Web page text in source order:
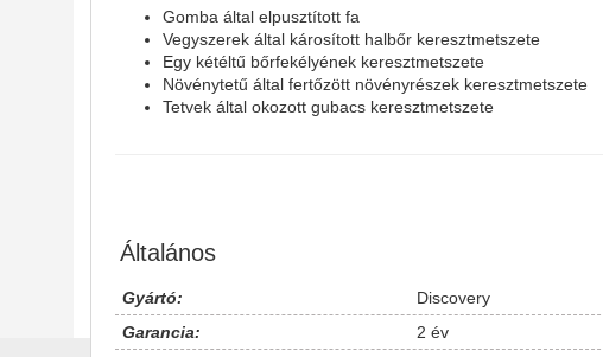
Gomba által elpusztított fa
Vegyszerek által károsított halbőr keresztmetszete
Egy kétéltű bőrfekélyének keresztmetszete
Növénytetű által fertőzött növényrészek keresztmetszete
Tetvek által okozott gubacs keresztmetszete
Általános
Gyártó:
Discovery
Garancia:
2 év